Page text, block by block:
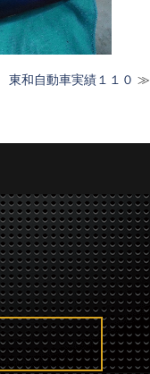
東和自動車実績１１０ ≫